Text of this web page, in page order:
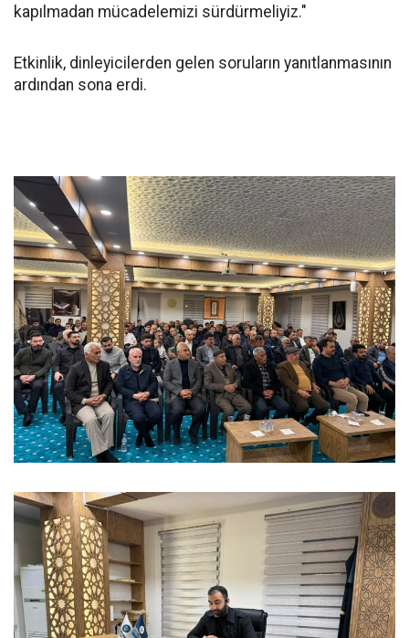
kapılmadan mücadelemizi sürdürmeliyiz."
Etkinlik, dinleyicilerden gelen soruların yanıtlanmasının
ardından sona erdi.